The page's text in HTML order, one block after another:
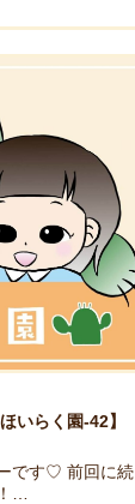
いらく園-42】
です♡ 前回に続
…